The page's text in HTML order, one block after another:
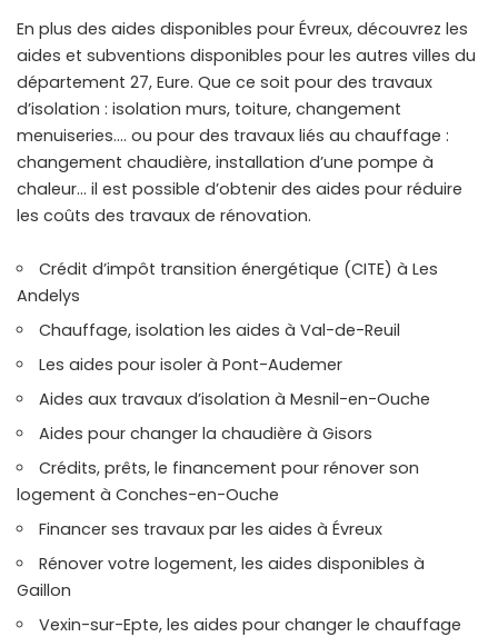
En plus des aides disponibles pour Évreux, découvrez les
aides et subventions disponibles pour les autres villes du
département 27, Eure. Que ce soit pour des travaux
d’isolation : isolation murs, toiture, changement
menuiseries…. ou pour des travaux liés au chauffage :
changement chaudière, installation d’une pompe à
chaleur… il est possible d’obtenir des aides pour réduire
les coûts des travaux de rénovation.
Crédit d’impôt transition énergétique (CITE) à Les
Andelys
Chauffage, isolation les aides à Val-de-Reuil
Les aides pour isoler à Pont-Audemer
Aides aux travaux d’isolation à Mesnil-en-Ouche
Aides pour changer la chaudière à Gisors
Crédits, prêts, le financement pour rénover son
logement à Conches-en-Ouche
Financer ses travaux par les aides à Évreux
Rénover votre logement, les aides disponibles à
Gaillon
Vexin-sur-Epte, les aides pour changer le chauffage